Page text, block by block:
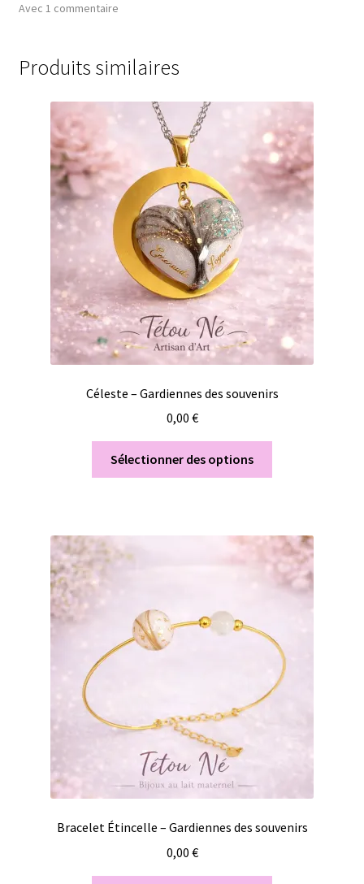
Avec 1 commentaire
Produits similaires
Céleste – Gardiennes des souvenirs
0,00 €
Sélectionner des options
Bracelet Étincelle – Gardiennes des souvenirs
0,00 €